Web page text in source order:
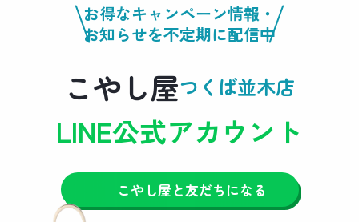
お得なキャンペーン情報・
お知らせを不定期に配信中
こやし屋つくば並木店
LINE公式アカウント
こやし屋と友だちになる